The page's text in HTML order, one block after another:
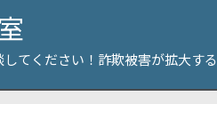
てください！詐欺被害が拡大す